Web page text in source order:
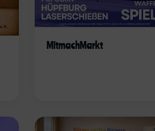
MitmachMarkt